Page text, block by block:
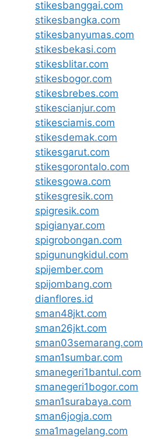
stikesbanggai.com
stikesbangka.com
stikesbanyumas.com
stikesbekasi.com
stikesblitar.com
stikesbogor.com
stikesbrebes.com
stikescianjur.com
stikesciamis.com
stikesdemak.com
stikesgarut.com
stikesgorontalo.com
stikesgowa.com
stikesgresik.com
spigresik.com
spigianyar.com
spigrobongan.com
spigunungkidul.com
spijember.com
spijombang.com
dianflores.id
sman48jkt.com
sman26jkt.com
sman03semarang.com
sman1sumbar.com
smanegeri1bantul.com
smanegeri1bogor.com
sman1surabaya.com
sman6jogja.com
sma1magelang.com